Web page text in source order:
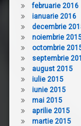
februarie 2016
ianuarie 2016
decembrie
noiembrie
octombrie
septembrie
august 2015
iulie 2015
iunie 2015
mai 2015
aprilie 2015
martie 2015